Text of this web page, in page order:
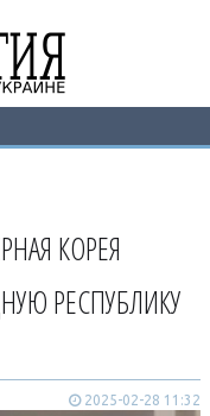
КОРЕЯ
РЕСПУБЛИКУ
2025-02-28 11:32